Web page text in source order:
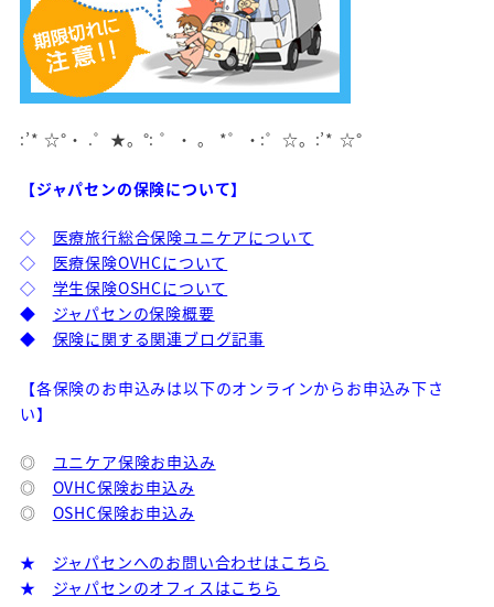
:’* ☆°・ .゜★。°: ゜・ 。 *゜・:゜☆。:’* ☆°
【ジャパセンの保険について】
◇
医療旅行総合保険ユニケアについて
◇
医療保険OVHCについて
◇
学生保険OSHCについて
◆
ジャパセンの保険概要
◆
保険に関する関連ブログ記事
【各保険のお申込みは以下のオンラインからお申込み下さ
い】
◎ ユニケア保険お申込み
◎ OVHC保険お申込み
◎ OSHC保険お申込み
★
ジャパセンへのお問い合わせはこちら
★
ジャパセンのオフィスはこちら